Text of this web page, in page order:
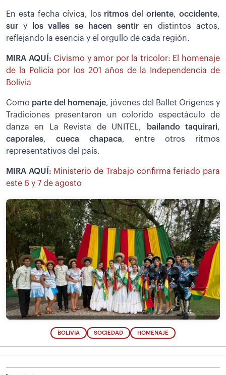
En esta fecha cívica, los ritmosdeloriente, occidente,
sur y los valles se hacen sentiren distintos actos,
reflejando la esencia y el orgullo de cada región.
MIRA AQUÍ: Civismo y amor por la tricolor: El homenaje
de la Policía por los 201 años de la Independencia de
Bolivia
Como parte del homenaje, jóvenes del Ballet Orígenes y
Tradiciones presentaron un colorido espectáculo de
danza en La Revista de UNITEL,
bailando taquirari,
caporales, cueca chapaca, entre otros ritmos
representativos del país.
MIRA AQUÍ: Ministerio de Trabajo confirma feriado para
este 6 y 7 de agosto
BOLIVIA SOCIEDAD HOMENAJE